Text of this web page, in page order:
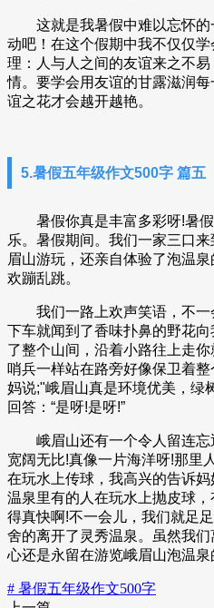
这就是我暑假中难以忘怀的
动吧！在这个假期中我不仅仅
理：人与人之间的友谊来之不
情。要学会用友谊的甘露滋润
谊之花才会越开越艳。
5.暑假五年级作文500字 篇五
暑假你真是丰富多彩呀!暑假
乐。暑假期间。我们一家三口
眉山游玩，还亲自体验了泡温
欢蹦乱跳。
我们一路上欢声笑语，不一
下车就闻到了香味扑鼻的野花
了整个山间，沿着小路往上走
哨兵一样站在路旁好像保卫着
妈说;"峨眉山真是环境优美，绿
回答：“是呀!是呀!”
峨眉山还有一个令人留连忘
宽阔无比!真像一片海洋呀!那里
在玩水上传球，我高兴的告诉妈
温泉里有的人在玩水上抛皮球
得真快啊!不一会儿，我们就足
舍的离开了灵秀温泉。虽然我
心还是永留在游览峨眉山泡温泉
# 暑假五年级作文500字